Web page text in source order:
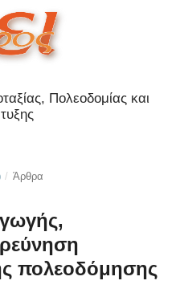
Πολεοδομίας και
/ Άρθρα
πολεοδόμησης